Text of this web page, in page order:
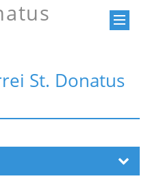
St. Donatus